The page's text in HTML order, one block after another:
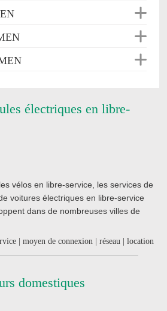
électriques en libre-
vélos en libre-service, les services de
voitures électriques en libre-service
dans de nombreuses villes de
| moyen de connexion | réseau | location
domestiques